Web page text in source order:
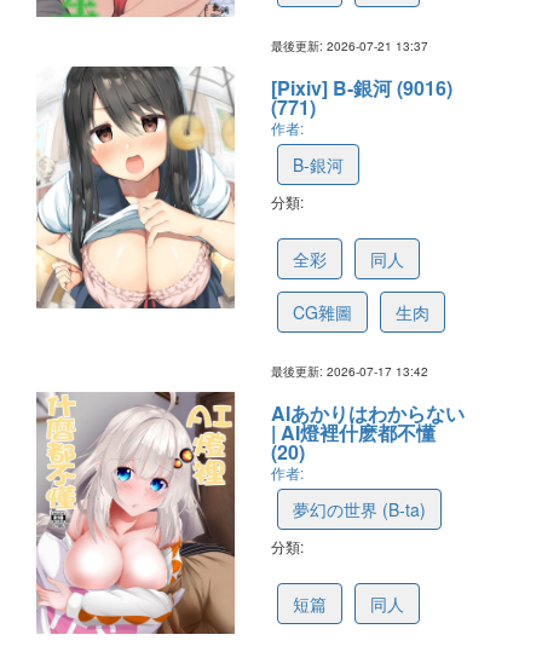
最後更新: 2026-07-21 13:37
[Pixiv] B-銀河 (9016)
(771)
作者:
B-銀河
分類:
全彩 同人
CG雜圖 生肉
最後更新: 2026-07-17 13:42
AIあかりはわからない
| AI燈裡什麽都不懂
(20)
作者:
夢幻の世界 (B-ta)
分類:
短篇 同人